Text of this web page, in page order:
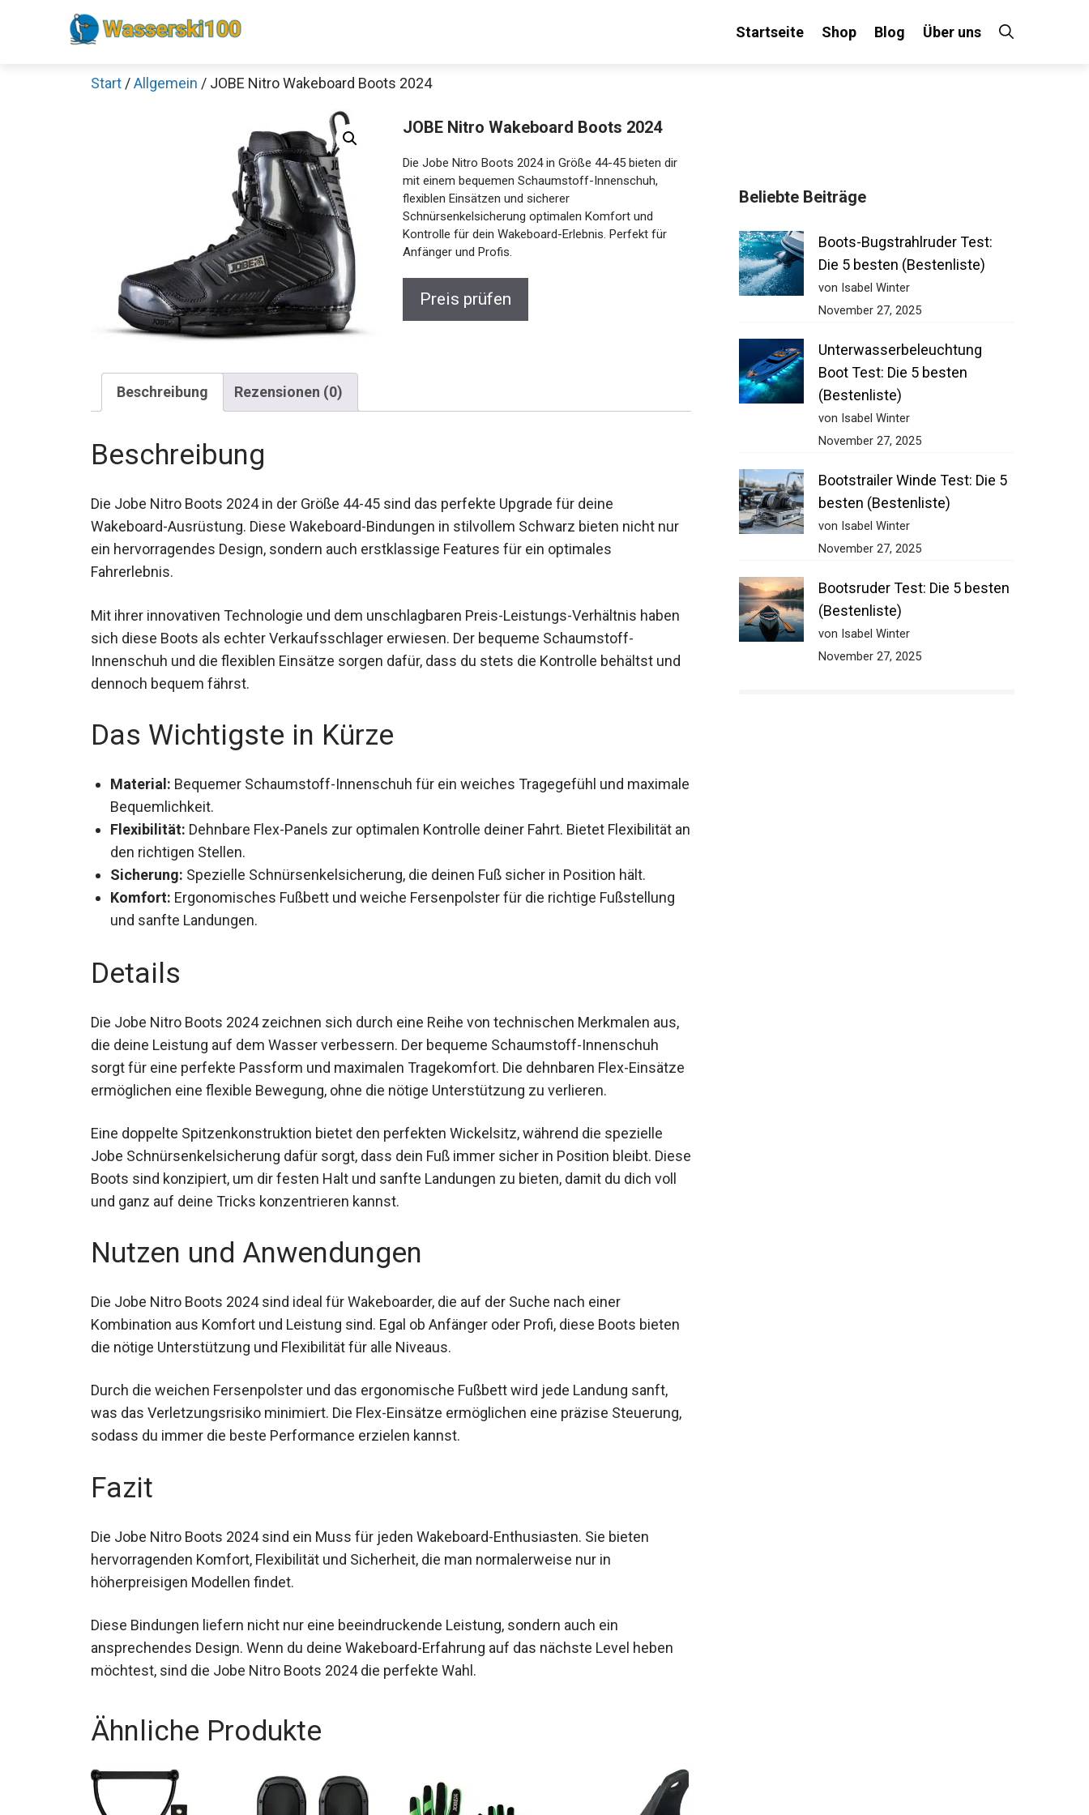
Startseite Shop Blog Über uns
Start /Allgemein / JOBE Nitro Wakeboard Boots 2024
JOBE Nitro Wakeboard Boots 2024
Die Jobe Nitro Boots 2024 in Größe 44-45 bieten dir
mit einem bequemen Schaumstoff-Innenschuh,
flexiblen Einsätzen und sicherer
Schnürsenkelsicherung optimalen Komfort und
Kontrolle für dein Wakeboard-Erlebnis. Perfekt für
Anfänger und Profis.
Preis prüfen
Beschreibung Rezensionen (0)
Beschreibung
Die Jobe Nitro Boots 2024 in der Größe 44-45 sind das perfekte Upgrade für deine
Wakeboard-Ausrüstung. Diese Wakeboard-Bindungen in stilvollem Schwarz bieten nicht nur
ein hervorragendes Design, sondern auch erstklassige Features für ein optimales
Fahrerlebnis.
Mit ihrer innovativen Technologie und dem unschlagbaren Preis-Leistungs-Verhältnis haben
sich diese Boots als echter Verkaufsschlager erwiesen. Der bequeme Schaumstoff-
Innenschuh und die flexiblen Einsätze sorgen dafür, dass du stets die Kontrolle behältst und
dennoch bequem fährst.
Das Wichtigste in Kürze
Material: Bequemer Schaumstoff-Innenschuh für ein weiches Tragegefühl und maximale
Bequemlichkeit.
Flexibilität: Dehnbare Flex-Panels zur optimalen Kontrolle deiner Fahrt. Bietet Flexibilität an
den richtigen Stellen.
Sicherung: Spezielle Schnürsenkelsicherung, die deinen Fuß sicher in Position hält.
Komfort: Ergonomisches Fußbett und weiche Fersenpolster für die richtige Fußstellung
und sanfte Landungen.
Details
Die Jobe Nitro Boots 2024 zeichnen sich durch eine Reihe von technischen Merkmalen aus,
die deine Leistung auf dem Wasser verbessern. Der bequeme Schaumstoff-Innenschuh
sorgt für eine perfekte Passform und maximalen Tragekomfort. Die dehnbaren Flex-Einsätze
ermöglichen eine flexible Bewegung, ohne die nötige Unterstützung zu verlieren.
Eine doppelte Spitzenkonstruktion bietet den perfekten Wickelsitz, während die spezielle
Jobe Schnürsenkelsicherung dafür sorgt, dass dein Fuß immer sicher in Position bleibt. Diese
Boots sind konzipiert, um dir festen Halt und sanfte Landungen zu bieten, damit du dich voll
und ganz auf deine Tricks konzentrieren kannst.
Nutzen und Anwendungen
Die Jobe Nitro Boots 2024 sind ideal für Wakeboarder, die auf der Suche nach einer
Kombination aus Komfort und Leistung sind. Egal ob Anfänger oder Profi, diese Boots bieten
die nötige Unterstützung und Flexibilität für alle Niveaus.
Durch die weichen Fersenpolster und das ergonomische Fußbett wird jede Landung sanft,
was das Verletzungsrisiko minimiert. Die Flex-Einsätze ermöglichen eine präzise Steuerung,
sodass du immer die beste Performance erzielen kannst.
Fazit
Die Jobe Nitro Boots 2024 sind ein Muss für jeden Wakeboard-Enthusiasten. Sie bieten
hervorragenden Komfort, Flexibilität und Sicherheit, die man normalerweise nur in
höherpreisigen Modellen findet.
Diese Bindungen liefern nicht nur eine beeindruckende Leistung, sondern auch ein
ansprechendes Design. Wenn du deine Wakeboard-Erfahrung auf das nächste Level heben
möchtest, sind die Jobe Nitro Boots 2024 die perfekte Wahl.
Ähnliche Produkte
Beliebte Beiträge
Boots-Bugstrahlruder Test:
Die 5 besten (Bestenliste)
von Isabel Winter
November 27, 2025
Unterwasserbeleuchtung
Boot Test: Die 5 besten
(Bestenliste)
von Isabel Winter
November 27, 2025
Bootstrailer Winde Test: Die 5
besten (Bestenliste)
von Isabel Winter
November 27, 2025
Bootsruder Test: Die 5 besten
(Bestenliste)
von Isabel Winter
November 27, 2025